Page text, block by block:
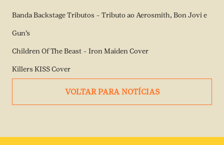
Banda Backstage Tributos – Tributo ao Aerosmith, Bon Jovi e
Gun’s
Children Of The Beast – Iron Maiden Cover
Killers KISS Cover
VOLTAR PARA NOTÍCIAS